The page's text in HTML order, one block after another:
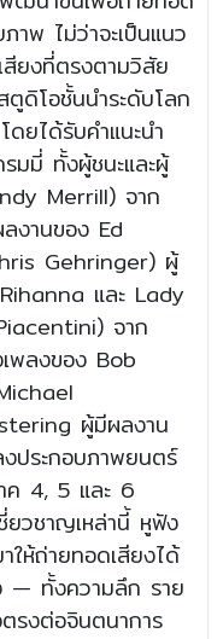
าพ ไม่ว่าจะเป็นแนว
ยงที่ตรงตามวิสัย
ดิโอชั้นนำระดับโลก
ยได้รับคำแนะนำ
มมี่ ทั้งผู้ชนะและผู้
Merrill) จาก
งานของ Ed
Gehringer) ผู้
และ Lady
จาก
พลงของ Bob
ผู้มีผลงาน
ประกอบภาพยนตร์
ค 4, 5 และ 6
ยวชาญเหล่านี้ หูฟัง
ห้ถ่ายทอดเสียงได้
— ทั้งความลึก ราย
รงต่อจินตนาการ